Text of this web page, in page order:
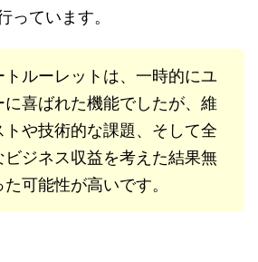
っています。
トルーレットは、一時的にユ
に喜ばれた機能でしたが、維
トや技術的な課題、そして全
ビジネス収益を考えた結果無
た可能性が高いです。